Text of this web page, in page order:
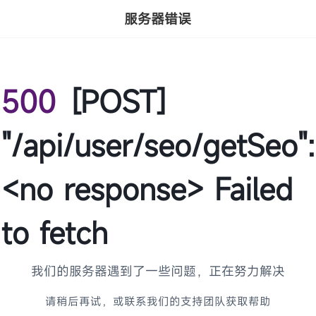
服务器错误
500 [POST]
"/api/user/seo/getSeo":
<no response> Failed
to fetch
我们的服务器遇到了一些问题，正在努力解决
请稍后再试，或联系我们的支持团队获取帮助